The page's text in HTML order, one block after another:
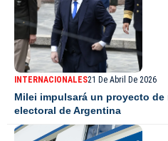
INTERNACIONALES21 De Abril De 2026
Milei impulsará un proyecto de
electoral de Argentina